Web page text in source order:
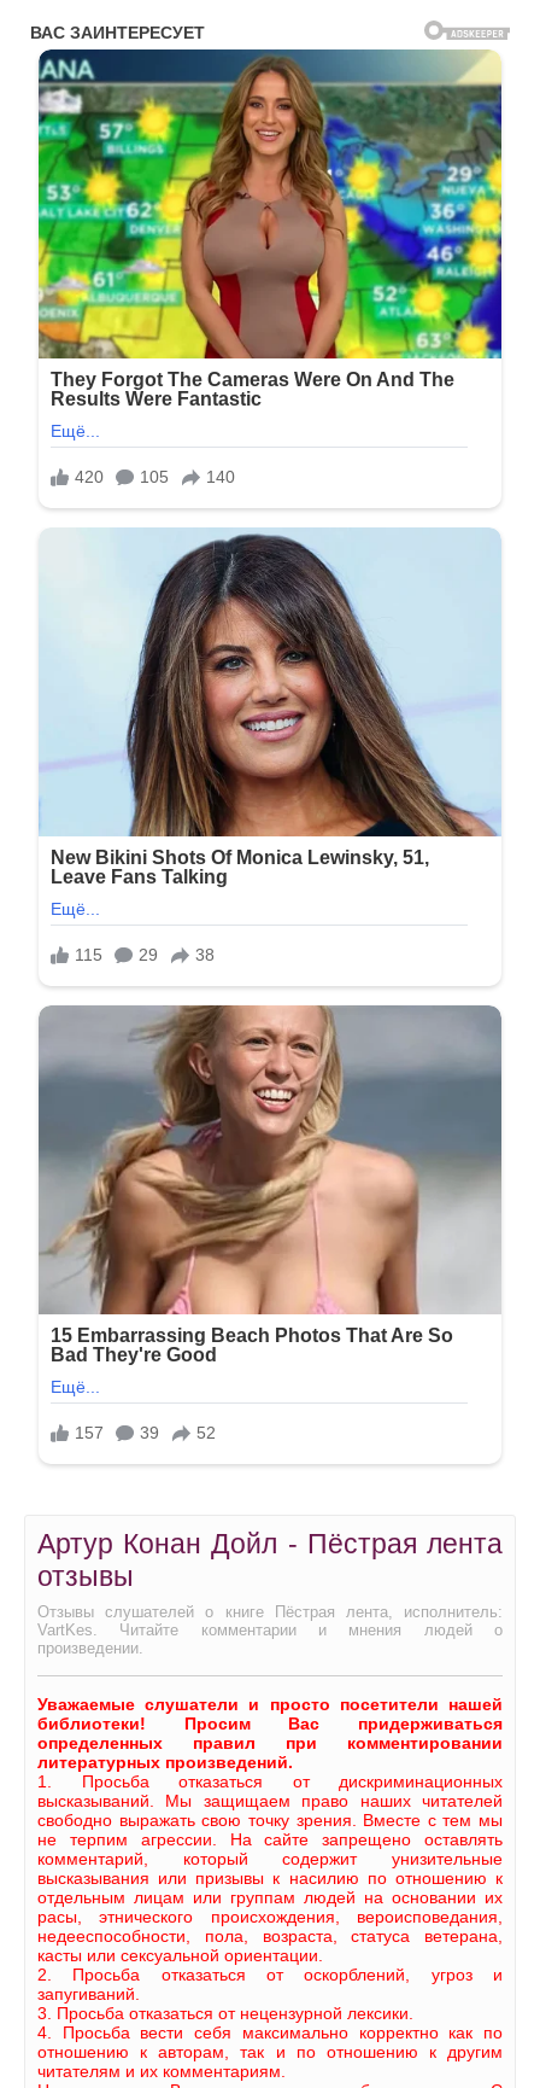
Артур Конан Дойл - Пёстрая лента
отзывы
Отзывы слушателей о книге Пёстрая лента, исполнитель:
VartKes. Читайте комментарии и мнения людей о
произведении.
Уважаемые слушатели и просто посетители нашей
библиотеки! Просим Вас придерживаться
определенных правил при комментировании
литературных произведений.
1. Просьба отказаться от дискриминационных
высказываний. Мы защищаем право наших читателей
свободно выражать свою точку зрения. Вместе с тем мы
не терпим агрессии. На сайте запрещено оставлять
комментарий, который содержит унизительные
высказывания или призывы к насилию по отношению к
отдельным лицам или группам людей на основании их
расы, этнического происхождения, вероисповедания,
недееспособности, пола, возраста, статуса ветерана,
касты или сексуальной ориентации.
2. Просьба отказаться от оскорблений, угроз и
запугиваний.
3. Просьба отказаться от нецензурной лексики.
4. Просьба вести себя максимально корректно как по
отношению к авторам, так и по отношению к другим
читателям и их комментариям.